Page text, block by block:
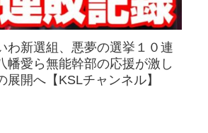
わ新選組、悪夢の選挙１０連
幡愛ら無能幹部の応援が激し
展開へ【KSLチャンネル】